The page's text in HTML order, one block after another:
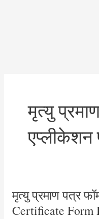
मृत्यु
एप्लीकेशन
मृत्यु प्रमाण पत्र
Certificate Form